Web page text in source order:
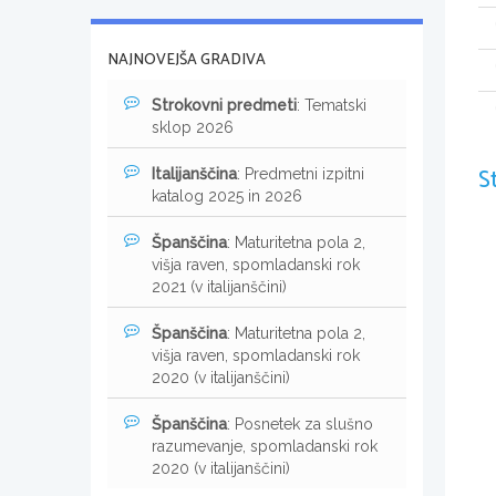
NAJNOVEJŠA GRADIVA
Strokovni predmeti: Tematski
sklop 2026
Italijanščina: Predmetni izpitni
katalog 2025 in 2026
Španščina: Maturitetna pola 2,
višja raven, spomladanski rok
2021 (v italijanščini)
Španščina: Maturitetna pola 2,
višja raven, spomladanski rok
2020 (v italijanščini)
Španščina: Posnetek za slušno
razumevanje, spomladanski rok
2020 (v italijanščini)